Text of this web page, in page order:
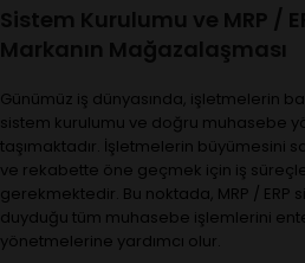
Sistem Kurulumu ve MRP /
Markanın Mağazalaşması
Günümüz iş dünyasında, işletmelerin
sistem kurulumu ve doğru muhasebe
taşımaktadır. İşletmelerin büyümesini
ve rekabette öne geçmek için iş
gerekmektedir. Bu noktada, MRP /
duyduğu tüm muhasebe işlemlerini
yönetmelerine yardımcı olur.